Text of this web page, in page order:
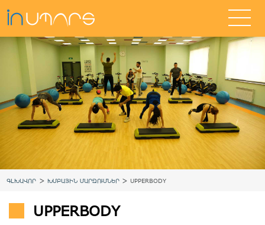
ԳԼԽԱՎՈՐ > ԽՄԲԱՅԻՆ ՄԱՐԶՈՒՄՆԵՐ > UPPERBODY
UPPERBODY